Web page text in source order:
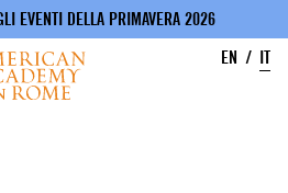
EVENTI DELLA PRIMAVERA 2026
EN
IT